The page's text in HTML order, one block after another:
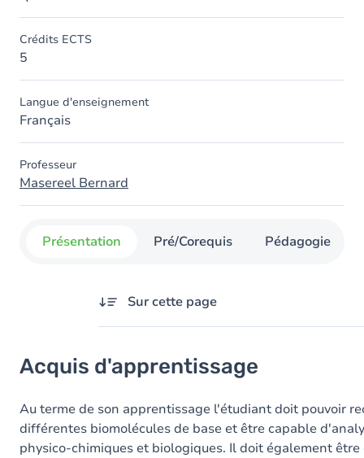
Crédits ECTS
5
Langue d'enseignement
Français
Professeur
Masereel Bernard
Présentation Pré/Corequis Pédagogie
Sur cette page
Objectifs
Contenu
Table des matières
Acquis d'apprentissage
Au terme de son apprentissage l'étudiant doit pouvoir
différentes biomolécules de base et être capable
physico-chimiques et biologiques. Il doit également être